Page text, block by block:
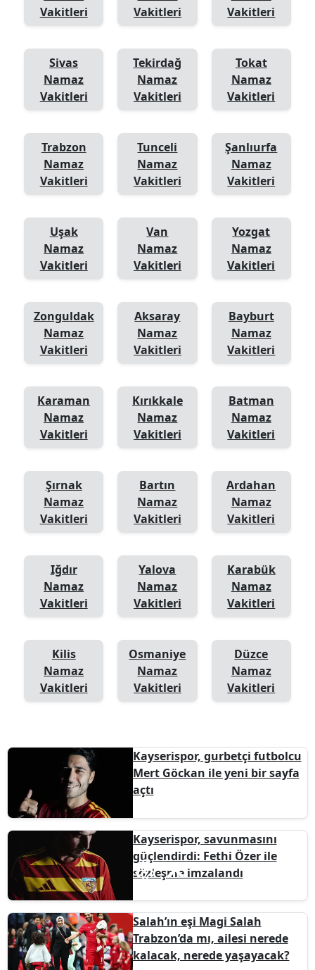
Vakitleri
Vakitleri
Vakitleri
Sivas
Namaz
Vakitleri
Tekirdağ
Namaz
Vakitleri
Tokat
Namaz
Vakitleri
Trabzon
Namaz
Vakitleri
Tunceli
Namaz
Vakitleri
Şanlıurfa
Namaz
Vakitleri
Uşak
Namaz
Vakitleri
Van
Namaz
Vakitleri
Yozgat
Namaz
Vakitleri
Zonguldak
Namaz
Vakitleri
Aksaray
Namaz
Vakitleri
Bayburt
Namaz
Vakitleri
Karaman
Namaz
Vakitleri
Kırıkkale
Namaz
Vakitleri
Batman
Namaz
Vakitleri
Şırnak
Namaz
Vakitleri
Bartın
Namaz
Vakitleri
Ardahan
Namaz
Vakitleri
Iğdır
Namaz
Vakitleri
Yalova
Namaz
Vakitleri
Karabük
Namaz
Vakitleri
Kilis
Namaz
Vakitleri
Osmaniye
Namaz
Vakitleri
Düzce
Namaz
Vakitleri
Kayserispor, gurbetçi futbolcu
Mert Göckan ile yeni bir sayfa
açtı
Kayserispor, savunmasını
güçlendirdi: Fethi Özer ile
sözleşme imzalandı
Salah’ın eşi Magi Salah
Trabzon’da mı, ailesi nerede
kalacak, nerede yaşayacak?